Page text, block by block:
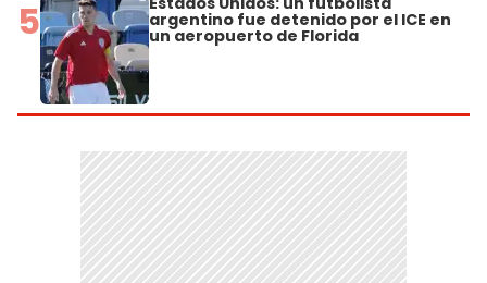
5 argentino fue detenido por el ICE en
un aeropuerto de Florida